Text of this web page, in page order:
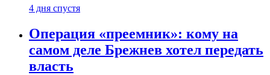
4 дня спустя
Операция «преемник»: кому на
самом деле Брежнев хотел передать
власть